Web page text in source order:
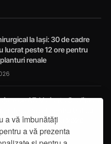
a vă îmbunătăți
a vă prezenta
la Iași: 30 de cadre
lucrat peste 12 ore pentru
renale
pe A7: Varianta Ocolitoare
17 – 31 august 2026